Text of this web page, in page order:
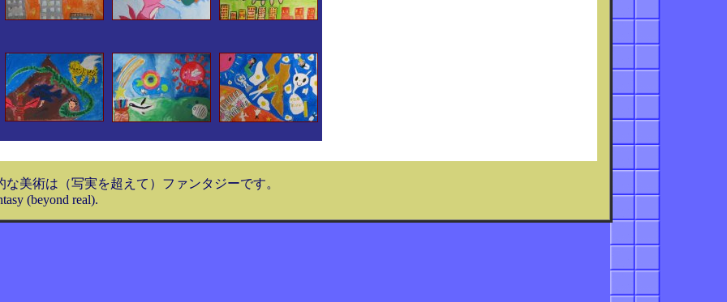
美術は（写実を超えて）ファンタジーです。
(beyond real).